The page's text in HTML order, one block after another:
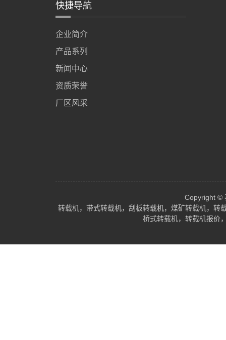
快捷导航
企业简介
产品系列
新闻中心
资质荣誉
厂区风采
Copyright ©
转载机，带式转载机，刮板转载机，煤矿转载机，转
桥式转载机，转载机报价